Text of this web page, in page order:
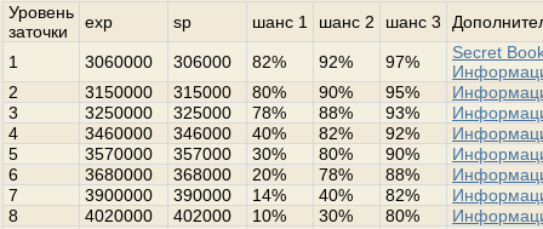
Уровень
заточки
exp sp шанс 1 шанс 2 шанс 3
1 3060000 306000 82% 92% 97%
Secret
2
3150000 315000 80% 90% 95%
3
3250000 325000 78% 88% 93%
4
3460000 346000 40% 82% 92%
5
3570000 357000 30% 80% 90%
6
3680000 368000 20% 78% 88%
7
3900000 390000 14% 40% 82%
8
4020000 402000 10% 30% 80%